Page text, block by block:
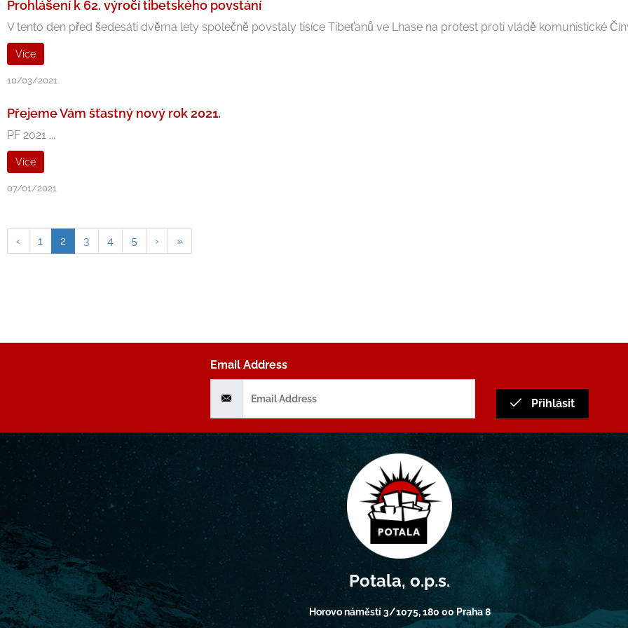
Prohlášení k 62. výročí tibetského povstání
V tento den před šedesáti dvěma lety společně povstaly tisíce Tibeťanů ve Lhase na protest proti vládě komunistické
Více
10/03/2021
Přejeme Vám šťastný nový rok 2021.
PF 2021 ...
Více
07/01/2021
‹ 1 2 3 4 5 › »
Email Address
Přihlásit
Potala, o.p.s.
Horovo náměstí 3/1075, 180 00 Praha 8